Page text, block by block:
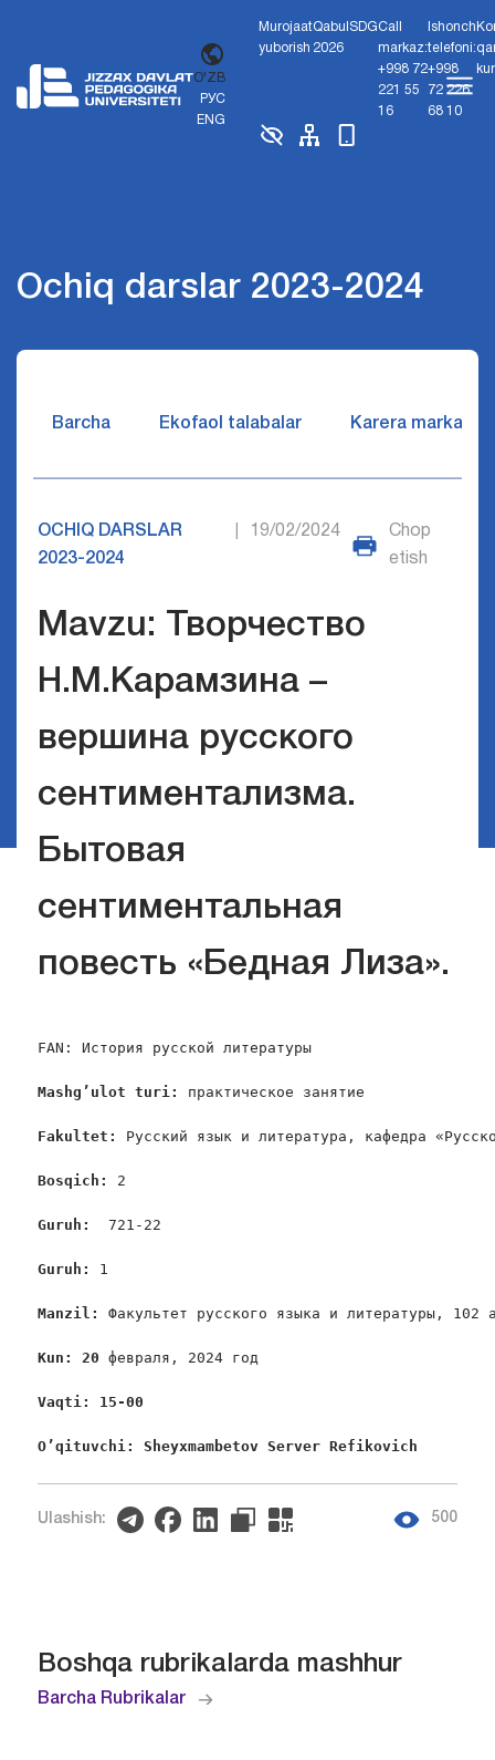
O'ZB
РУС
ENG
Murojaat
yuborish
Qabul
2026
SDGCall
markaz:
+998 72
221 55
16
Ishonch
telefoni:
+998
72 226
68 10
Ochiq darslar 2023-2024
Barcha Ekofaol talabalar Karera markazi
OCHIQ DARSLAR
2023-2024
19/02/2024
Chop
etish
Mavzu: Творчество
Н.М.Карамзина –
вершина русского
сентиментализма.
Бытовая
сентиментальная
повесть «Бедная Лиза».
FAN: История русской литературы
Mashg ’ ulot turi: практическое занятие
Fakultet : Русский язык и литература, кафедра
Bosqich : 2
Guruh : 721-22
Guruh : 1
Manzil : Факультет русского языка и литературы, 102
Kun : 20 февраля, 2024 год
Vaqti: 15-00
O’qituvchi: Sheyxmambetov Server Refikovich
Ulashish: 500
Boshqa rubrikalarda mashhur
Barcha Rubrikalar